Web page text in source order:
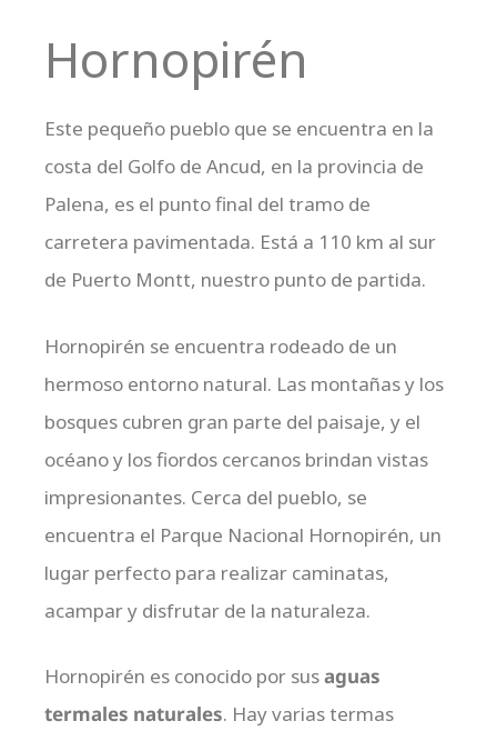
Hornopirén
Este pequeño pueblo que se encuentra en la
costa del Golfo de Ancud, en la provincia de
Palena, es el punto final del tramo de
carretera pavimentada. Está a 110 km al sur
de Puerto Montt, nuestro punto de partida.
Hornopirén se encuentra rodeado de un
hermoso entorno natural. Las montañas y los
bosques cubren gran parte del paisaje, y el
océano y los fiordos cercanos brindan vistas
impresionantes. Cerca del pueblo, se
encuentra el Parque Nacional Hornopirén, un
lugar perfecto para realizar caminatas,
acampar y disfrutar de la naturaleza.
Hornopirén es conocido por susaguas
termales naturales. Hay varias termas